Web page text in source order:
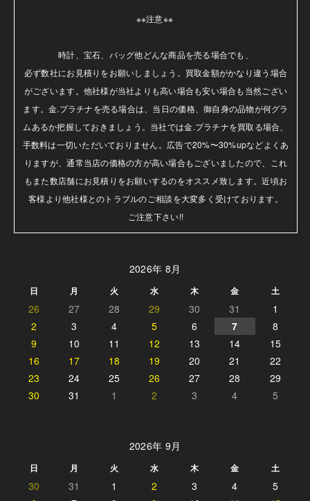
※※注意※※
時計、宝石、バッグ他どんな商品を売る場合でも、
必ず数社にお見積りをお願いしましょう。買取金額がかなり違う場合
がございます。他社様が当社よりも高い場合も安い場合も当然ござい
ます。金.プラチナを売る場合は、当日の価格、御自身の品物が何グラ
ムあるか把握しておきましょう。当社では金.プラチナを買取る場合、
手数料は一切いただいておりません。広告で20%〜30%upなどよくあ
りますが、通常当店の価格の方が高い場合もございましたので、これ
もまた数店舗にお見積りをお願いするのをオススメ致します。近頃お
客様より他社様とのトラブルのご相談を大変多く受けております。
ご注意下さい!!
2026年 8月
日 月 火 水 木 金 土
26 27 28 29 30 31
1
2
3 4 5 6 7
8
9
10 11 12 13 14
15
16
17 18 19 20 21
22
23
24 25 26 27 28
29
30
31 1 2 3 4 5
2026年 9月
日 月 火 水 木 金 土
30 31 1 2 3 4
5